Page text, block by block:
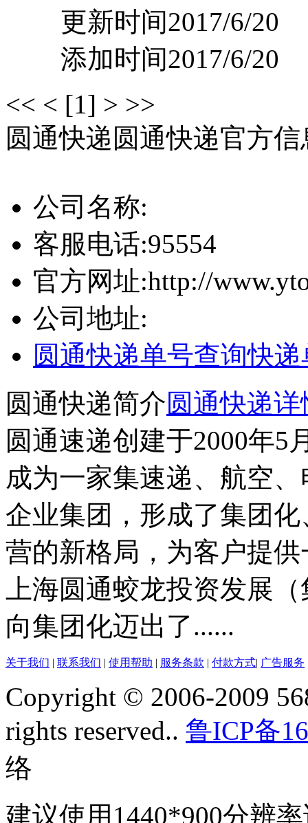
更新时间2017/6/20
添加时间2017/6/20
<< < [1] > >>
圆通快递 圆通快递官方信
公司名称:
客服电话:95554
官方网址:http://
公司地址:
圆通快递单号查询快递
圆通快递简介圆通快递详
圆通速递创建于2000年5
成为一家集速递、航空
企业集团，形成了集团
营的新格局，为客户提
上海圆通蛟龙投资发展
向集团化迈出了......
关于我们 | 联系我们 | 使用帮助 | 服务条款 | 付款方式| 广告服务
Copyright © 2006-2009
rights reserved.. 鲁ICP备
络
建议使用1440*900分辨